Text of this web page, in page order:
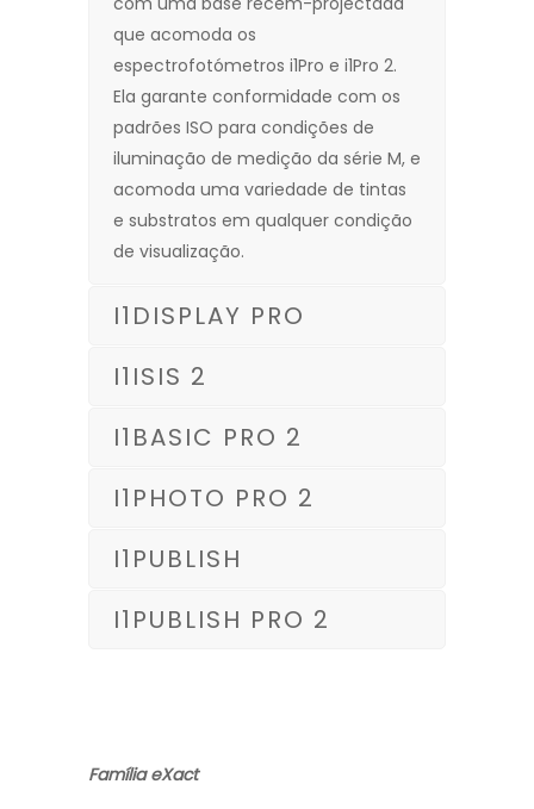
que acomoda os
espectrofotómetros i1Pro e i1Pro 2.
Ela garante conformidade com os
padrões ISO para condições de
iluminação de medição da série M, e
acomoda uma variedade de tintas
e substratos em qualquer condição
de visualização.
I1DISPLAY PRO
I1ISIS 2
I1BASIC PRO 2
I1PHOTO PRO 2
I1PUBLISH
I1PUBLISH PRO 2
Família eXact